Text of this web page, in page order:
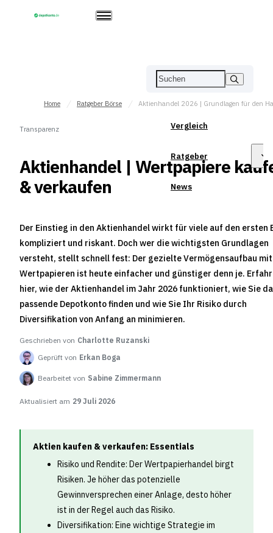
Vergleich
Ratgeber
News
Home Ratgeber Börse
Transparenz
Aktienhandel | Wertpapiere
& verkaufen
Der Einstieg in den Aktienhandel wirkt für viele auf den ersten
kompliziert und riskant. Doch wer die wichtigsten Grundlagen
versteht, stellt schnell fest: Der gezielte Vermögensaufbau mit
Wertpapieren ist heute einfacher und günstiger denn je.
hier, wie der Aktienhandel im Jahr 2026 funktioniert, wie Sie
passende Depotkonto finden und wie Sie Ihr Risiko durch
Diversifikation von Anfang an minimieren.
Geschrieben von Charlotte Ruzanski
Geprüft von Erkan Boga
Bearbeitet von Sabine Zimmermann
Aktualisiert am 29 Juli 2026
Aktien kaufen & verkaufen: Essentials
Risiko und Rendite: Der Wertpapierhandel birgt
Risiken. Je höher das potenzielle
Gewinnversprechen einer Anlage, desto höher
ist in der Regel auch das Risiko.
Diversifikation: Eine wichtige Strategie im